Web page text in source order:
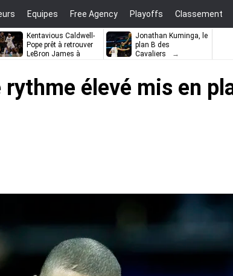
Equipes Free Agency Playoffs Classement
Kentavious Caldwell-
Pope prêt à retrouver
LeBron James à
Jonathan Kuminga, le
plan B des
Cavaliers
élevé mis en